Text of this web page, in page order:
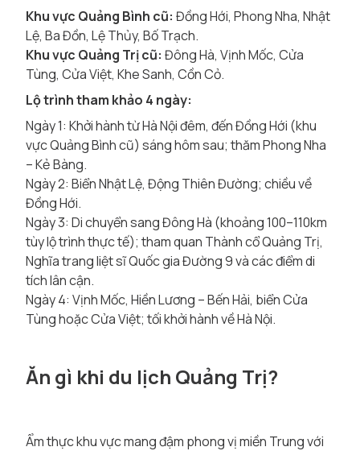
Khu vực Quảng Bình cũ: Đồng Hới, Phong Nha, Nhật
Lệ, Ba Đồn, Lệ Thủy, Bố Trạch.
Khu vực Quảng Trị cũ: Đông Hà, Vịnh Mốc, Cửa
Tùng, Cửa Việt, Khe Sanh, Cồn Cỏ.
Lộ trình tham khảo 4 ngày:
Ngày 1: Khởi hành từ Hà Nội đêm, đến Đồng Hới (khu
vực Quảng Bình cũ) sáng hôm sau; thăm Phong Nha
– Kẻ Bàng.
Ngày 2: Biển Nhật Lệ, Động Thiên Đường; chiều về
Đồng Hới.
Ngày 3: Di chuyển sang Đông Hà (khoảng 100–110km
tùy lộ trình thực tế); tham quan Thành cổ Quảng Trị,
Nghĩa trang liệt sĩ Quốc gia Đường 9 và các điểm di
tích lân cận.
Ngày 4: Vịnh Mốc, Hiền Lương – Bến Hải, biển Cửa
Tùng hoặc Cửa Việt; tối khởi hành về Hà Nội.
Ăn gì khi du lịch Quảng Trị?
Ẩm thực khu vực mang đậm phong vị miền Trung với